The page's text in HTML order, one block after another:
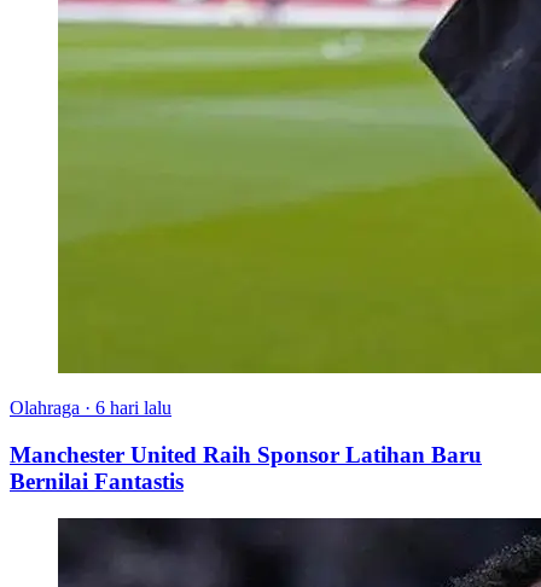
Olahraga · 6 hari lalu
Manchester United Raih Sponsor Latihan Baru
Bernilai Fantastis